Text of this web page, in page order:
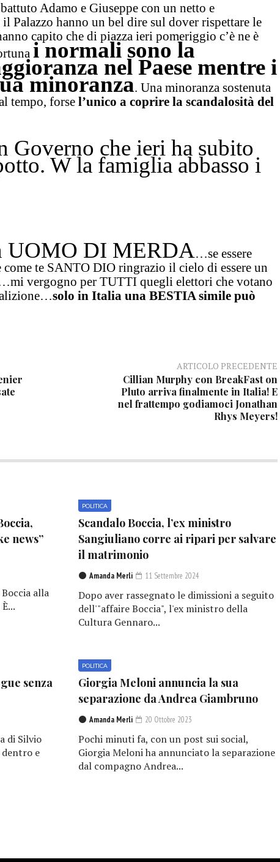
Adamo e Giuseppe con un netto e
Palazzo hanno un bel dire sul dover rispettare le
capito che di piazza ieri pomeriggio c’è ne è
i normali sono la
nel Paese mentre i
minoranza. Una minoranza sostenuta
tempo, forse l’unico a coprire la scandalosità del
Governo che ieri ha subito
W la famiglia abbasso i
UOMO DI MERDA…se essere
te SANTO DIO ringrazio il cielo di essere un
vergogno per TUTTI quegli elettori che votano
solo in Italia una BESTIA simile può
ARTICOLO PRECEDENTE
Cillian Murphy con BreakFast on
Pluto arriva finalmente in Italia! E
nel frattempo godiamoci Jonathan
Rhys Meyers!
news”
alla
POLITICA
Scandalo Boccia, l’ex ministro
Sangiuliano corre ai ripari per salvare
il matrimonio
Amanda Merli 11 Settembre 2024
Dopo aver rassegnato le dimissioni a seguito
dell'"affaire Boccia", l'ex ministro della
Cultura Gennaro...
senza
di Silvio
dentro e
POLITICA
Giorgia Meloni annuncia la sua
separazione da Andrea Giambruno
Amanda Merli 20 Ottobre 2023
Pochi minuti fa, con un post sui social,
Giorgia Meloni ha annunciato la separazione
dal compagno Andrea...